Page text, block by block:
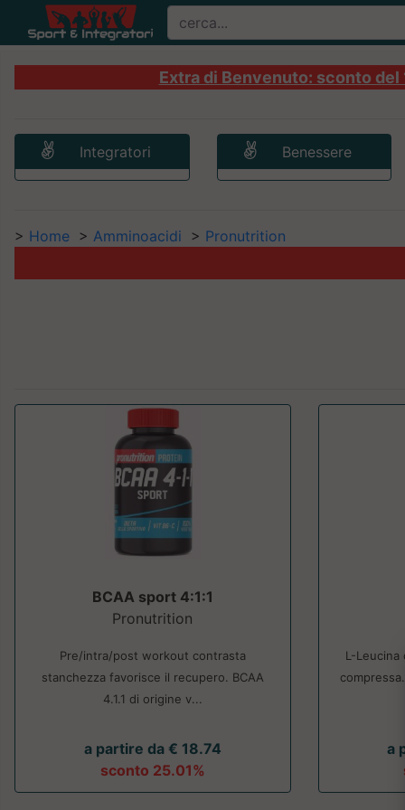
Extra di Benvenuto: sconto
Integratori Benessere
> Home > Amminoacidi > Pronutrition
BCAA sport 4:1:1
Pronutrition
Pre/intra/post workout contrasta
stanchezza favorisce il recupero. BCAA
4.1.1 di origine v...
a partire da € 18.74
sconto 25.01%
L-Leucina
a